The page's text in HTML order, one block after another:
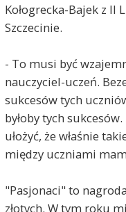
Kołogrecka-Bajek z II
Szczecinie.
- To musi być
nauczyciel-uczeń.
sukcesów tych
byłoby tych
ułożyć, że właśnie
między uczniami
"Pasjonaci" to
złotych. W tym roku